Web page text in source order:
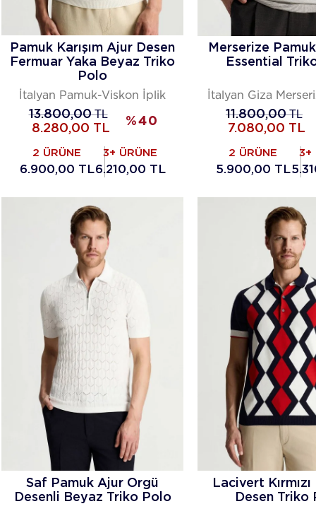
Pamuk Karışım Ajur Desen
Fermuar Yaka Beyaz Triko
Polo
İtalyan Pamuk-Viskon İplik
13.800,00TL
8.280,00 TL
%40
2 ÜRÜNE
6.900,00 TL
3+ ÜRÜNE
6.210,00 TL
Merserize
Essential
İtalyan Giza
11.800,00TL
7.080,00 TL
2 ÜRÜNE
5.900,00 TL
3+
Saf Pamuk Ajur Örgü
Desenli Beyaz Triko Polo
Lacivert
Desen Triko